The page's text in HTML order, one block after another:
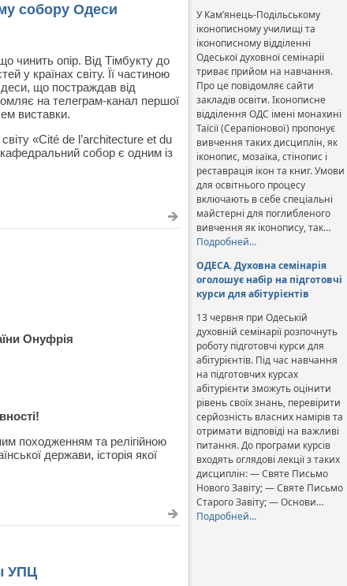
собору Одеси
чинить опір. Від Тімбукту до
у країнах світу. Її частиною
що постраждав від
на телеграм-канал першої
виставки.
«Cité de l’architecture et du
собор є одним із
Онуфрія
походженням та релігійною
держави, історія якої
УПЦ
У Кам’янець-Подільському
іконописному училищі та
іконописному відділенні
Одеської духовної семінарії
триває прийом на навчання.
Про це повідомляє сайти
закладів освіти. Іконописне
відділення ОДС імені монахині
Таїсії (Серапіонової) пропонує
вивчення таких дисциплін, як
іконопис, мозаїка, стінопис і
реставрація ікон та книг. Умови
для освітнього процесу
включають в себе спеціальні
майстерні для поглибленого
вивчення як іконопису, так…
Подробней…
ОДЕСА. Духовна семінарія
оголошує набір на підготовчі
курси для абітурієнтів
13 червня при Одеській
духовній семінарії розпочнуть
роботу підготовчі курси для
абітурієнтів. Під час навчання
на підготовчих курсах
абітурієнти зможуть оцінити
рівень своїх знань, перевірити
серйозність власних намірів та
отримати відповіді на важливі
питання. До програми курсів
входять оглядові лекції з таких
дисциплін: — Святе Письмо
Нового Завіту; — Святе Письмо
Старого Завіту; — Основи…
Подробней…